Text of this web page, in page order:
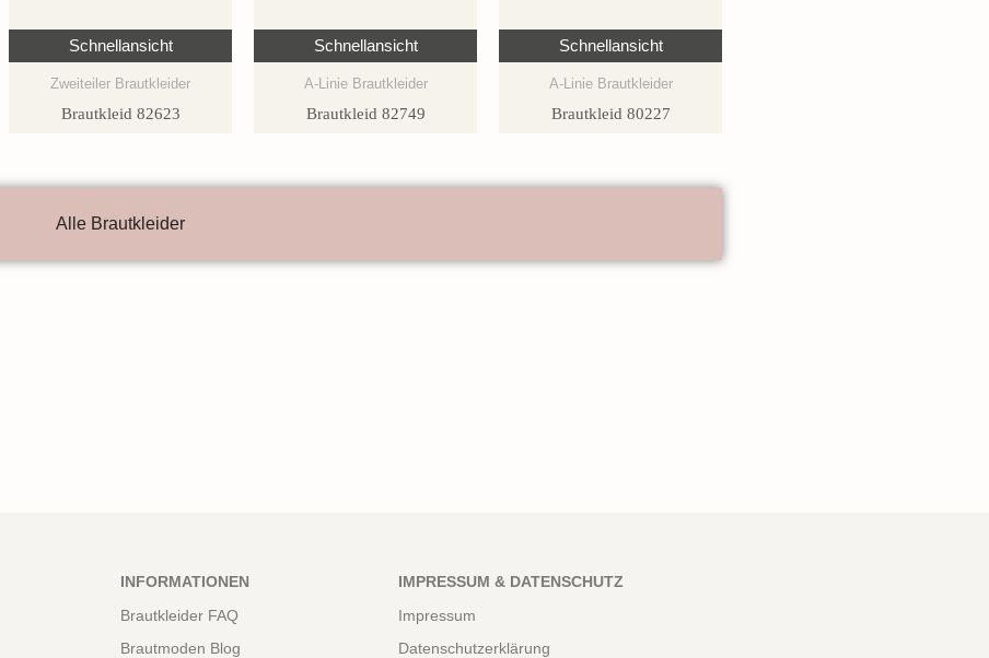
Schnellansicht
Zweiteiler Brautkleider
Brautkleid 82623
Schnellansicht
A-Linie Brautkleider
Brautkleid 82749
Schnellansicht
A-Linie Brautkleider
Brautkleid 80227
Alle Brautkleider
INFORMATIONEN
Brautkleider FAQ
Brautmoden Blog
IMPRESSUM & DATENSCHUTZ
Impressum
Datenschutzerklärung